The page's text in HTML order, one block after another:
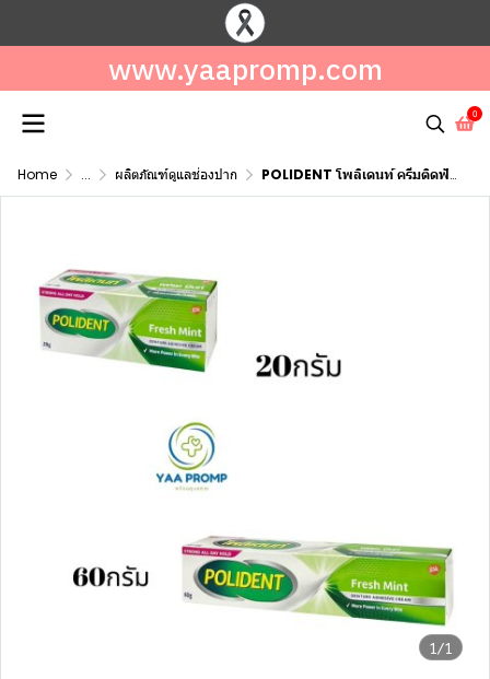
www.yaapromp.com
0
Home ... ผลิตภัณฑ์ดูแลช่องปาก POLIDENT โพลิเดนท์ ครีมติดฟันปลอม (FRESH MINT) ขนาด 20กรัม และ 60กรัม
1/1